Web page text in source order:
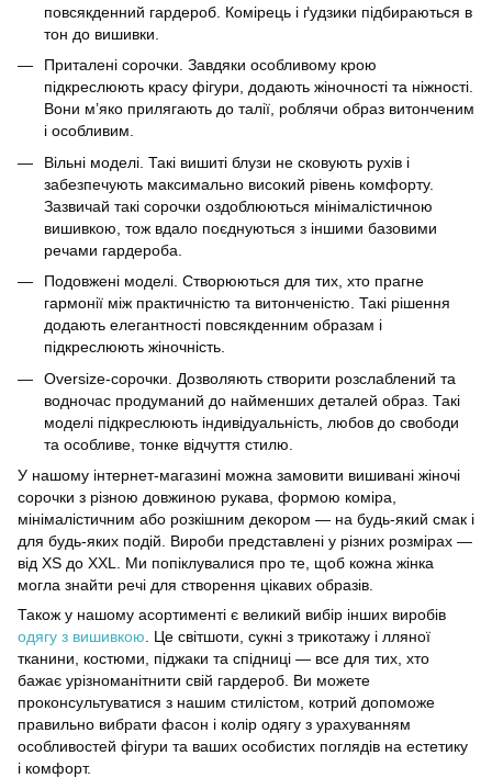
повсякденний гардероб. Комірець і ґудзики підбираються в
тон до вишивки.
Приталені сорочки. Завдяки особливому крою
підкреслюють красу фігури, додають жіночності та ніжності.
Вони м’яко прилягають до талії, роблячи образ витонченим
і особливим.
Вільні моделі. Такі вишиті блузи не сковують рухів і
забезпечують максимально високий рівень комфорту.
Зазвичай такі сорочки оздоблюються мінімалістичною
вишивкою, тож вдало поєднуються з іншими базовими
речами гардероба.
Подовжені моделі. Створюються для тих, хто прагне
гармонії між практичністю та витонченістю. Такі рішення
додають елегантності повсякденним образам і
підкреслюють жіночність.
Oversize-сорочки. Дозволяють створити розслаблений та
водночас продуманий до найменших деталей образ. Такі
моделі підкреслюють індивідуальність, любов до свободи
та особливе, тонке відчуття стилю.
У нашому інтернет-магазині можна замовити вишивані жіночі
сорочки з різною довжиною рукава, формою коміра,
мінімалістичним або розкішним декором — на будь-який смак і
для будь-яких подій. Вироби представлені у різних розмірах —
від XS до XXL. Ми попіклувалися про те, щоб кожна жінка
могла знайти речі для створення цікавих образів.
Також у нашому асортименті є великий вибір інших виробів
одягу з вишивкою . Це світшоти, сукні з трикотажу і лляної
тканини, костюми, піджаки та спідниці — все для тих, хто
бажає урізноманітнити свій гардероб. Ви можете
проконсультуватися з нашим стилістом, котрий допоможе
правильно вибрати фасон і колір одягу з урахуванням
особливостей фігури та ваших особистих поглядів на естетику
і комфорт.